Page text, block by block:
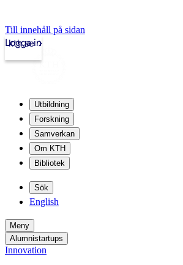
Till innehåll på sidan
kth.se
Logga in
Utbildning
Forskning
Samverkan
Om KTH
Bibliotek
Sök
English
Meny
Alumnistartups
Innovation